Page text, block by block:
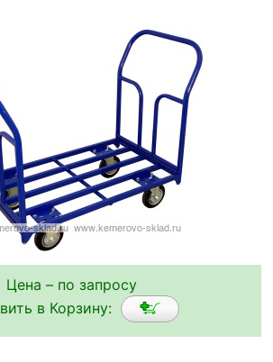
Цена – по запросу
в Корзину: